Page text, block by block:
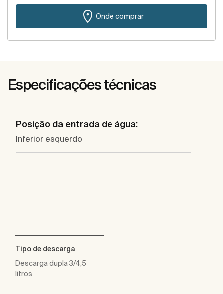
Onde comprar
Especificações técnicas
Posição da entrada de água:
Inferior esquerdo
Tipo de descarga
Descarga dupla 3/4,5
litros